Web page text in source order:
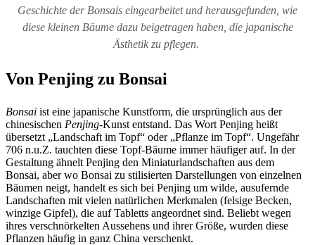
Geschichte der Bonsais eingearbeitet und herausgefunden, wie
diese kleinen Bäume dazu beigetragen haben, die japanische
Ästhetik zu pflegen.
Von Penjing zu Bonsai
Bonsai ist eine japanische Kunstform, die ursprünglich aus der
chinesischen Penjing-Kunst entstand. Das Wort Penjing heißt
übersetzt „Landschaft im Topf“ oder „Pflanze im Topf“. Ungefähr
706 n.u.Z. tauchten diese Topf-Bäume immer häufiger auf. In der
Gestaltung ähnelt Penjing den Miniaturlandschaften aus dem
Bonsai, aber wo Bonsai zu stilisierten Darstellungen von einzelnen
Bäumen neigt, handelt es sich bei Penjing um wilde, ausufernde
Landschaften mit vielen natürlichen Merkmalen (felsige Becken,
winzige Gipfel), die auf Tabletts angeordnet sind. Beliebt wegen
ihres verschnörkelten Aussehens und ihrer Größe, wurden diese
Pflanzen häufig in ganz China verschenkt.